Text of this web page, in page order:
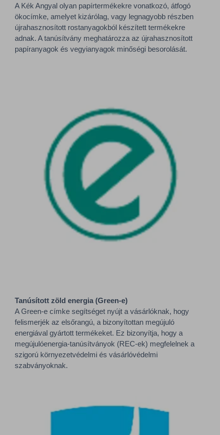
A Kék Angyal olyan papírtermékekre vonatkozó, átfogó
ökocímke, amelyet kizárólag, vagy legnagyobb részben
újrahasznosított rostanyagokból készített termékekre
adnak. A tanúsítvány meghatározza az újrahasznosított
papíranyagok és vegyianyagok minőségi besorolását.
Tanúsított zöld energia (Green-e)
A Green-e címke segítséget nyújt a vásárlóknak, hogy
felismerjék az elsőrangú, a bizonyítottan megújuló
energiával gyártott termékeket. Ez bizonyítja, hogy a
megújulóenergia-tanúsítványok (REC-ek) megfelelnek a
szigorú környezetvédelmi és vásárlóvédelmi
szabványoknak.